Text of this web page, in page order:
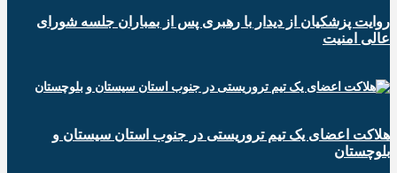
روایت پزشکیان از دیدار با رهبری پس از بمباران جلسه شورای
عالی امنیت
هلاکت اعضای یک تیم تروریستی در جنوب استان سیستان و
بلوچستان